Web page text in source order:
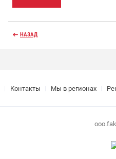
НАЗАД
Контакты Мы в регионах